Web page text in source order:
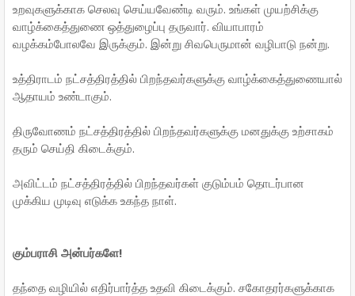
உறவுகளுக்காக செலவு செய்யவேண்டி வரும். உங்கள் முயற்சிக்கு
வாழ்க்கைத்துணை ஒத்துழைப்பு தருவார். வியாபாரம்
வழக்கம்போலவே இருக்கும். இன்று சிவபெருமான் வழிபாடு நன்று.
உத்திராடம் நட்சத்திரத்தில் பிறந்தவர்களுக்கு வாழ்க்கைத்துணையால்
ஆதாயம் உண்டாகும்.
திருவோணம் நட்சத்திரத்தில் பிறந்தவர்களுக்கு மனதுக்கு உற்சாகம்
தரும் செய்தி கிடைக்கும்.
அவிட்டம் நட்சத்திரத்தில் பிறந்தவர்கள் குடும்பம் தொடர்பான
முக்கிய முடிவு எடுக்க உகந்த நாள்.
கும்பராசி அன்பர்களே!
தந்தை வழியில் எதிர்பார்த்த உதவி கிடைக்கும். சகோதரர்களுக்காக